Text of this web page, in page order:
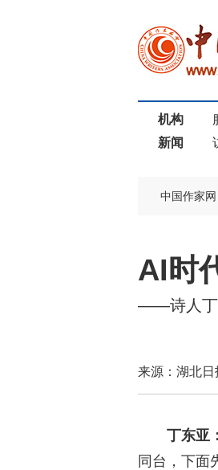
机构
新闻
中国作家网
AI时
——诗人丁
来源：湖
丁东亚：
同台，下面